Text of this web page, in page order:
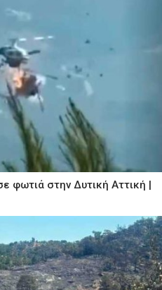
φωτιά στην Δυτική Αττική |